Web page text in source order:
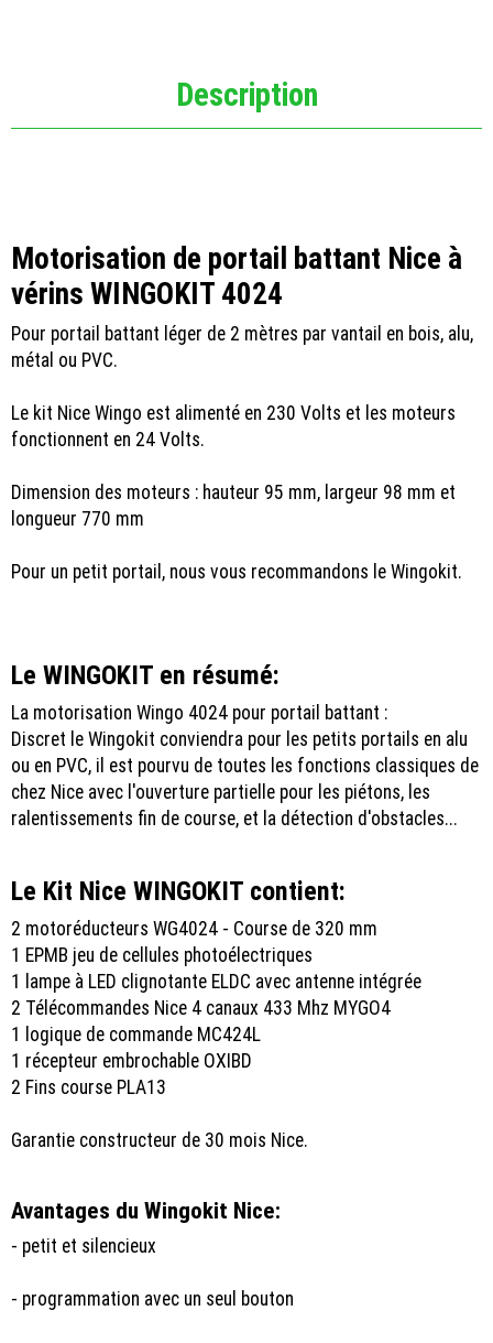
Description
Motorisation de portail battant Nice à
vérins WINGOKIT 4024
Pour portail battant léger de 2 mètres par vantail en bois, alu,
métal ou PVC.
Le kit Nice Wingo est alimenté en 230 Volts et les moteurs
fonctionnent en 24 Volts.
Dimension des moteurs : hauteur 95 mm, largeur 98 mm et
longueur 770 mm
Pour un petit portail, nous vous recommandons le Wingokit.
Le WINGOKIT en résumé:
La motorisation Wingo 4024 pour portail battant :
Discret le Wingokit conviendra pour les petits portails en alu
ou en PVC, il est pourvu de toutes les fonctions classiques de
chez Nice avec l'ouverture partielle pour les piétons, les
ralentissements fin de course, et la détection d'obstacles...
Le Kit Nice WINGOKIT contient:
2 motoréducteurs WG4024 - Course de 320 mm
1 EPMB jeu de cellules photoélectriques
1 lampe à LED clignotante ELDC avec antenne intégrée
2 Télécommandes Nice 4 canaux 433 Mhz MYGO4
1 logique de commande MC424L
1 récepteur embrochable OXIBD
2 Fins course PLA13
Garantie constructeur de 30 mois Nice.
Avantages du Wingokit Nice:
- petit et silencieux
- programmation avec un seul bouton